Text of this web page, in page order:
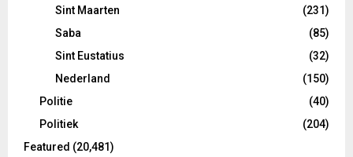
Sint Maarten
(231)
Saba
(85)
Sint Eustatius
(32)
Nederland
(150)
Politie
(40)
Politiek
(204)
Featured (20,481)